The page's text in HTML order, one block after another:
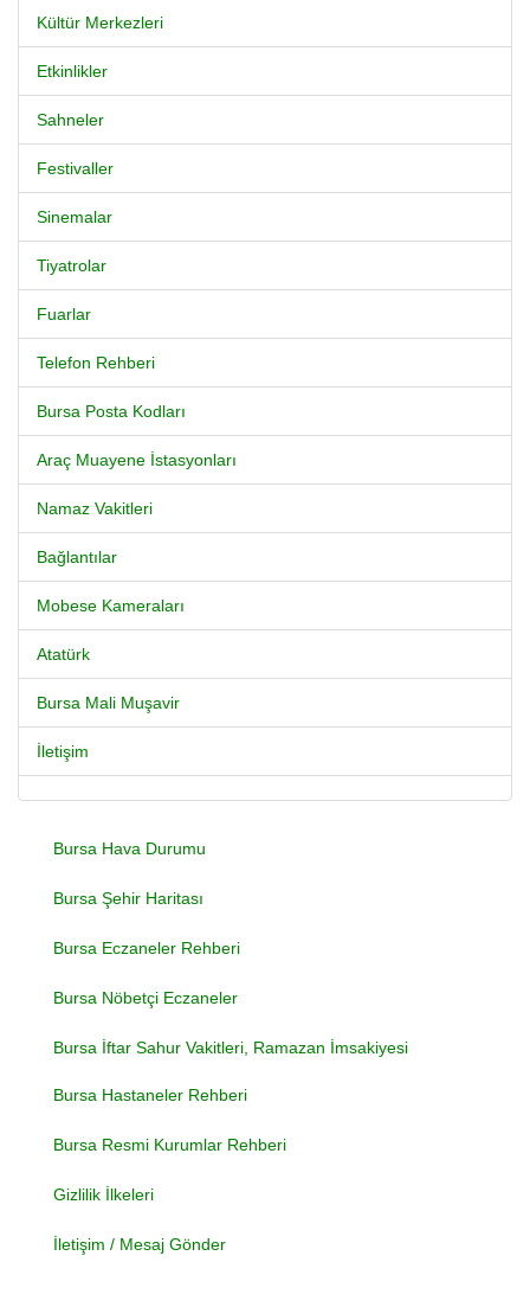
Kültür Merkezleri
Etkinlikler
Sahneler
Festivaller
Sinemalar
Tiyatrolar
Fuarlar
Telefon Rehberi
Bursa Posta Kodları
Araç Muayene İstasyonları
Namaz Vakitleri
Bağlantılar
Mobese Kameraları
Atatürk
Bursa Mali Muşavir
İletişim
Bursa Hava Durumu
Bursa Şehir Haritası
Bursa Eczaneler Rehberi
Bursa Nöbetçi Eczaneler
Bursa İftar Sahur Vakitleri, Ramazan İmsakiyesi
Bursa Hastaneler Rehberi
Bursa Resmi Kurumlar Rehberi
Gizlilik İlkeleri
İletişim / Mesaj Gönder